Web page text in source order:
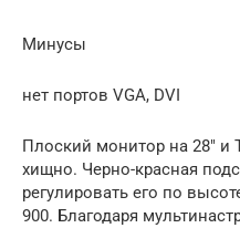
Минусы
нет портов VGA, DVI
Плоский монитор на 28″ и
хищно. Черно-красная
регулировать его по
900. Благодаря